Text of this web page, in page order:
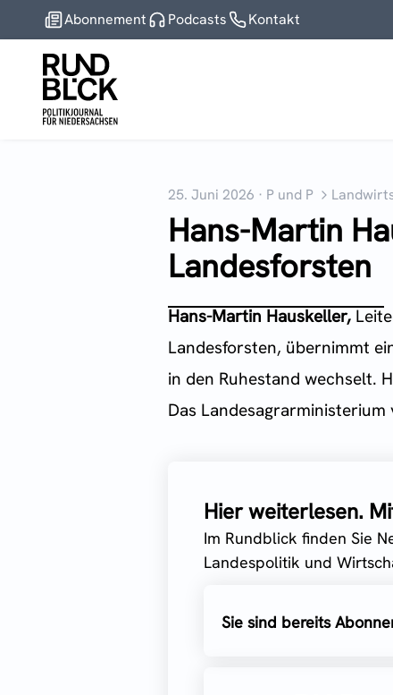
Abonnement Podcasts Kontakt
25. Juni 2026 · P und P
Hans-Martin
Landesforsten
Hans-Martin Hauskeller,
Landesforsten, übernimmt
in den Ruhestand wechselt.
Das
Hier weiterlesen.
Im Rundblick finden Sie
Landespolitik und
Sie sind bereits